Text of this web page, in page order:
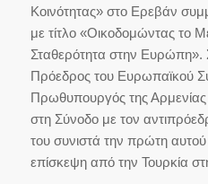
Κοινότητας» στο Ερεβάν
με τίτλο «Οικοδομώντας το
Σταθερότητα στην
Πρόεδρος του Ευρωπαϊκού
Πρωθυπουργός της Αρμενίας
στη Σύνοδο με τον
του συνιστά την πρώτη
επίσκεψη από την Τουρκία